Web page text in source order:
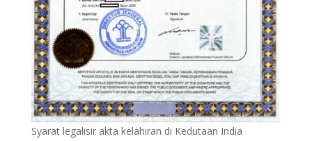
Syarat legalisir akta kelahiran di Kedutaan India